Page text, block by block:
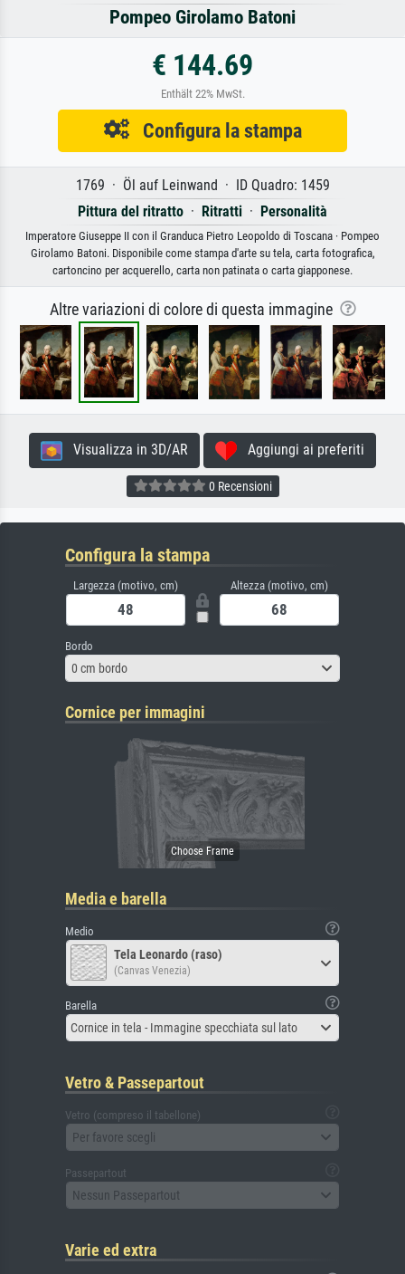
Pompeo Girolamo Batoni
€ 144.69
Enthält 22% MwSt.
Configura la stampa
1769 · Öl auf Leinwand · ID Quadro: 1459
Pittura del ritratto · Ritratti · Personalità
Imperatore Giuseppe II con il Granduca Pietro Leopoldo di Toscana · Pompeo
Girolamo Batoni. Disponibile come stampa d'arte su tela, carta fotografica,
cartoncino per acquerello, carta non patinata o carta giapponese.
Altre variazioni di colore di questa immagine
Visualizza in 3D/AR Aggiungi ai preferiti
0 Recensioni
Configura la stampa
Largezza (motivo, cm) Altezza (motivo, cm)
Bordo
0 cm bordo
Cornice per immagini
Media e barella
Medio
Tela Leonardo (raso)
(Canvas Venezia)
Barella
Cornice in tela - Immagine specchiata sul lato
Vetro & Passepartout
Vetro (compreso il tabellone)
Per favore scegli
Passepartout
Nessun Passepartout
Varie ed extra